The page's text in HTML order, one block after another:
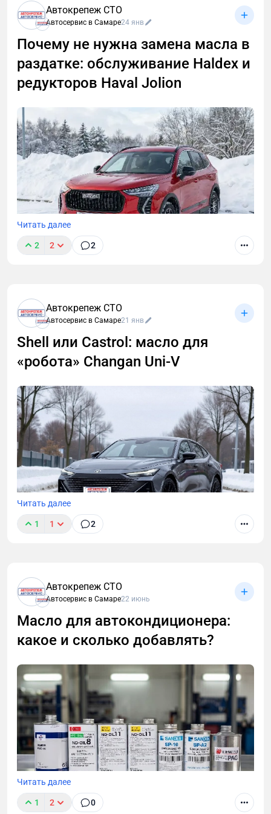
у кроссоверов с передним и полным приводом
разные двигатели. Которым нужно разное
моторное масло, масляный фильтр и даже шайба
Автокрепеж СТО
Автосервис в Самаре24 янв
Почему не нужна замена масла в
раздатке: обслуживание Haldex и
редукторов Haval Jolion
Читать далее
2 2 2
Автокрепеж СТО
Автосервис в Самаре21 янв
Shell или Castrol: масло для
«робота» Changan Uni-V
роботизированную 7-ступенчатую трансмиссию
Changan Uni-V с 1,5-литровым турбомотором.
Читать далее
1 1 2
Автокрепеж СТО
Автосервис в Самаре22 июнь
Масло для автокондиционера:
какое и сколько добавлять?
Читать далее
1 2 0